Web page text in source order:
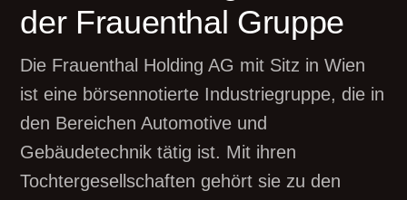
der Frauenthal Gruppe
Die Frauenthal Holding AG mit Sitz in Wien
ist eine börsennotierte Industriegruppe, die in
den Bereichen Automotive und
Gebäudetechnik tätig ist. Mit ihren
Tochtergesellschaften gehört sie zu den